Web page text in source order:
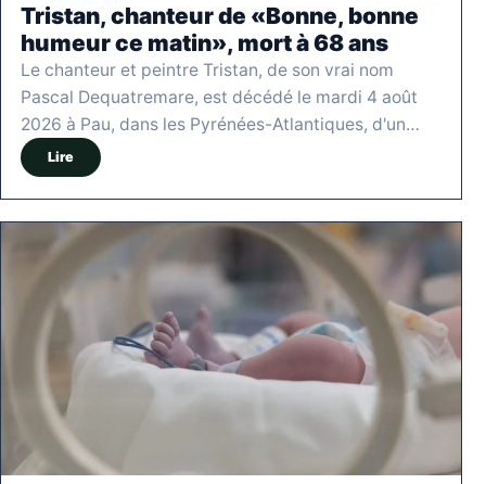
Tristan, chanteur de «Bonne, bonne
humeur ce matin», mort à 68 ans
Le chanteur et peintre Tristan, de son vrai nom
Pascal Dequatremare, est décédé le mardi 4 août
2026 à Pau, dans les Pyrénées-Atlantiques, d'un…
Lire